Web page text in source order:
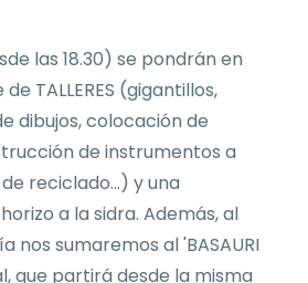
las 18.30) se pondrán en
TALLERES (gigantillos,
dibujos, colocación de
de instrumentos a
reciclado...) y una
a la sidra. Además, al
nos sumaremos al 'BASAURI
que partirá desde la misma